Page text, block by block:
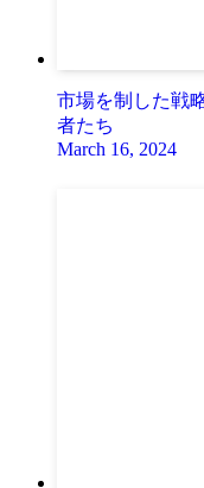
市場を制した戦
者たち
March 16, 2024